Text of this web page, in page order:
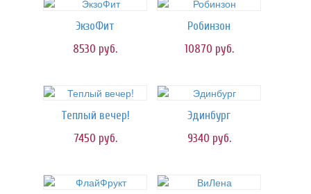
ЭкзоФит
8530 руб.
Робинзон
10870 руб.
Теплый вечер!
7450 руб.
Эдинбург
9340 руб.